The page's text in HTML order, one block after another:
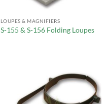
LOUPES & MAGNIFIERS
S-155 & S-156 Folding Loupes